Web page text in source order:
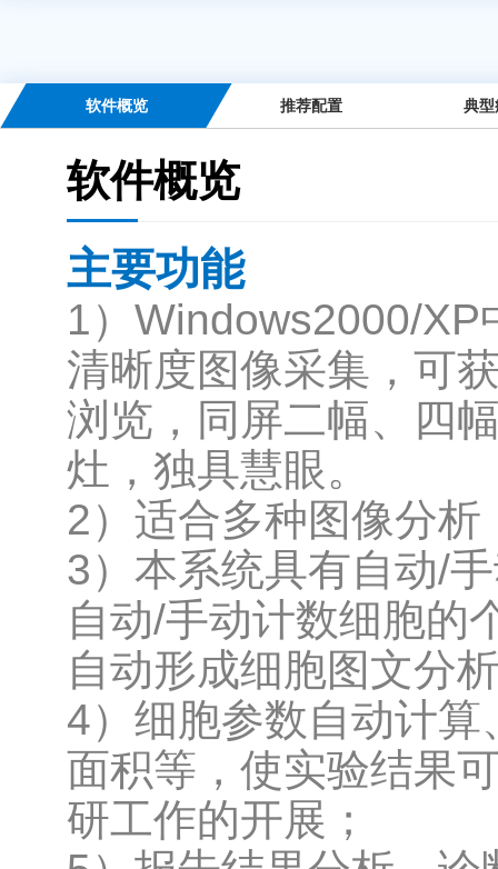
软件概览 推荐配置 典型
软件概览
主要功能
1）Windows2000/
清晰度图像采集，可
浏览，同屏二幅、四
灶，独具慧眼。
2）适合多种图像分析
3）本系统具有自动/
自动/手动计数细胞的
自动形成细胞图文分
4）细胞参数自动计
面积等，使实验结果
研工作的开展；